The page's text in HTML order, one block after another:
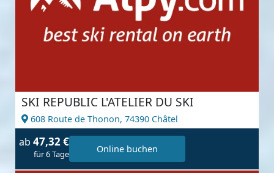
SKI REPUBLIC L'ATELIER DU SKI
608 Route de Thonon, 74390 Châtel
ab 47,32 €
für 6 Tage Online buchen